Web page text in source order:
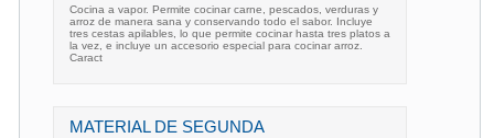
Cocina a vapor. Permite cocinar carne, pescados, verduras y
arroz de manera sana y conservando todo el sabor. Incluye
tres cestas apilables, lo que permite cocinar hasta tres platos a
la vez, e incluye un accesorio especial para cocinar arroz.
Caract
MATERIAL DE SEGUNDA